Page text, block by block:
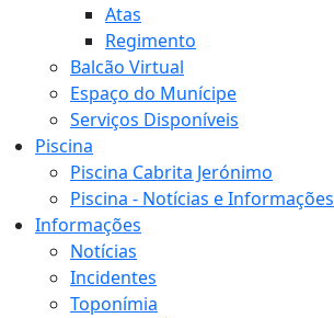
Atas
Regimento
Balcão Virtual
Espaço do Munícipe
Serviços Disponíveis
Piscina
Piscina Cabrita Jerónimo
Piscina - Notícias e Informações
Informações
Notícias
Incidentes
Toponímia